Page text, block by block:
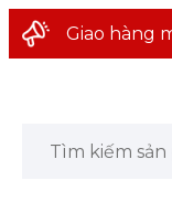
Giao hàng